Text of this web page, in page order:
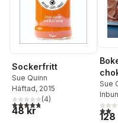
Sockerfritt
Sue Quinn
Häftad, 2015
4,8utav 5 stjärnor. Totalt antal
(4)
48 kr
Sue
2,0